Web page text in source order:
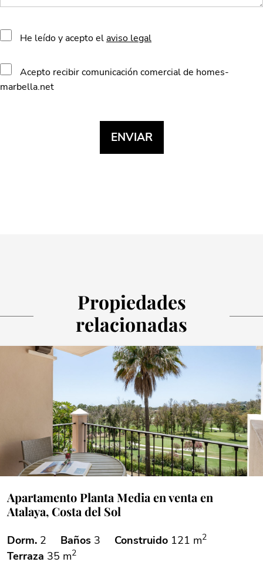
He leído y acepto elaviso legal
Acepto recibir comunicación comercial de homes-
marbella.net
Propiedades
relacionadas
Apartamento Planta Media en venta en
Atalaya, Costa del Sol
Dorm. 2 Baños 3 Construido 121 m2
Terraza 35 m2